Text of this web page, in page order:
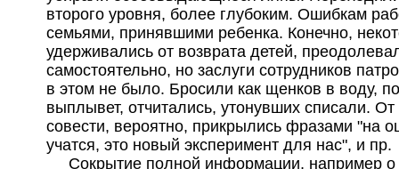
второго уровня, более глубоким. Ошибкам
семьями, принявшими ребенка. Конечно,
удерживались от возврата детей,
самостоятельно, но заслуги сотрудников
в этом не было. Бросили как щенков в воду,
выплывет, отчитались, утонувших списали. От
совести, вероятно, прикрылись фразами "на
учатся, это новый эксперимент для нас", и пр.
Сокрытие полной информации, например о